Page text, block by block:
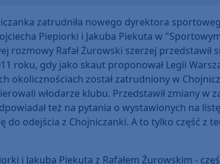
zatrudniła nowego dyrektora
Piepiorki i Jakuba Piekuta w
rozmowy Rafał Żurowski szerzej przedstawił
roku, gdy jako skaut proponował Legii
okolicznościach został zatrudniony w
włodarze klubu. Przedstawił zmiany w
też na pytania o wystawionych na
do odejścia z Chojniczanki. A to tylko część z
i Jakuba Piekuta z Rafałem Żurowskim -